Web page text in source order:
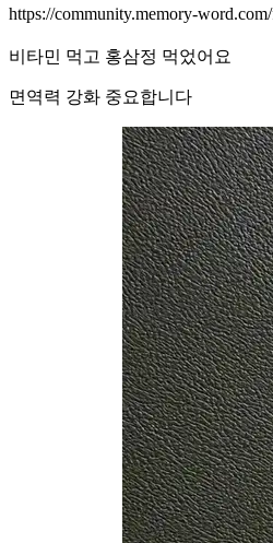
https://community.memory-
비타민 먹고 홍삼정 먹었어요
면역력 강화 중요합니다